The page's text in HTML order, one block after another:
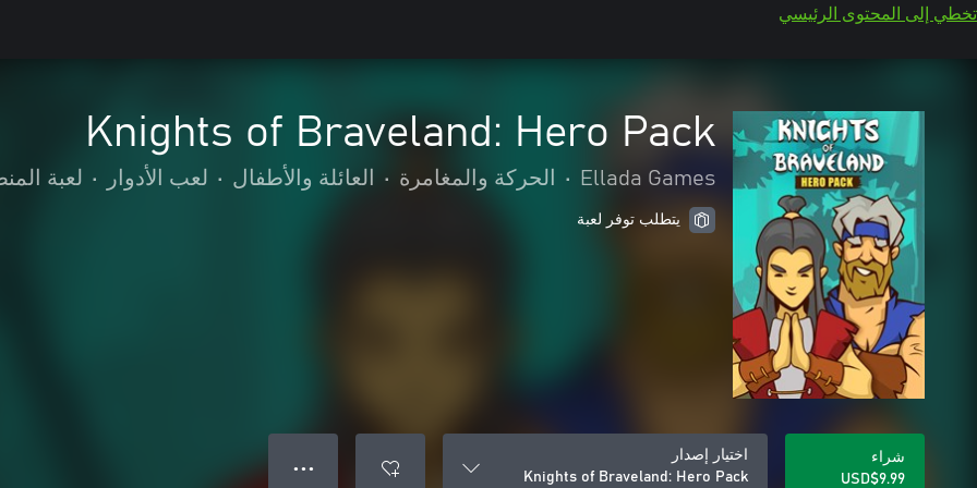
تخطي إلى المحتوى الرئيسي
Knights of Braveland: Hero Pack
Ellada Games
• الحركة والمغامرة • العائلة والأطفال • لعب الأدوار • لعبة
يتطلب توفر لعبة
شراء
USD$9.99
اختيار إصدار
Knights of Braveland: Hero Pack
● ● ●